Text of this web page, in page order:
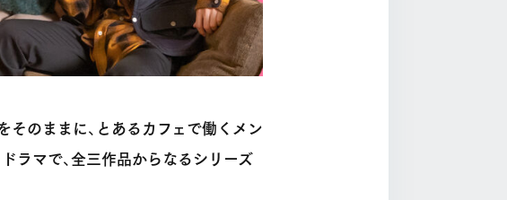
そのままに、とあるカフェで働くメン
ラマで、全三作品からなるシリーズ